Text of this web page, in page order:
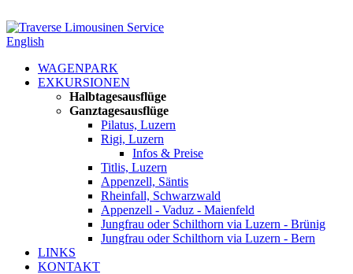
English
WAGENPARK
EXKURSIONEN
Halbtagesausflüge
Ganztagesausflüge
Pilatus, Luzern
Rigi, Luzern
Infos & Preise
Titlis, Luzern
Appenzell, Säntis
Rheinfall, Schwarzwald
Appenzell - Vaduz - Maienfeld
Jungfrau oder Schilthorn via Luzern - Brünig
Jungfrau oder Schilthorn via Luzern - Bern
LINKS
KONTAKT